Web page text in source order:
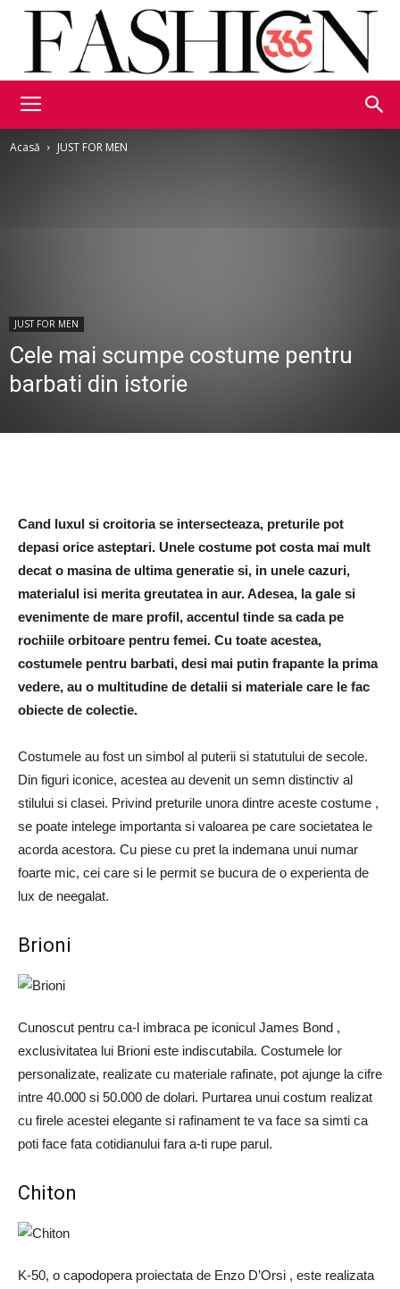
Acasă JUST FOR MEN
JUST FOR MEN
Cele mai scumpe costume pentru
barbati din istorie
Cand luxul si croitoria se intersecteaza, preturile pot
depasi orice asteptari. Unele costume pot costa mai mult
decat o masina de ultima generatie si, in unele cazuri,
materialul isi merita greutatea in aur. Adesea, la gale si
evenimente de mare profil, accentul tinde sa cada pe
rochiile orbitoare pentru femei. Cu toate acestea,
costumele pentru barbati, desi mai putin frapante la prima
vedere, au o multitudine de detalii si materiale care le fac
obiecte de colectie.
Costumele au fost un simbol al puterii si statutului de secole.
Din figuri iconice, acestea au devenit un semn distinctiv al
stilului si clasei. Privind preturile unora dintre aceste costume ,
se poate intelege importanta si valoarea pe care societatea le
acorda acestora. Cu piese cu pret la indemana unui numar
foarte mic, cei care si le permit se bucura de o experienta de
lux de neegalat.
Brioni
Cunoscut pentru ca-l imbraca pe iconicul James Bond ,
exclusivitatea lui Brioni este indiscutabila. Costumele lor
personalizate, realizate cu materiale rafinate, pot ajunge la cifre
intre 40.000 si 50.000 de dolari. Purtarea unui costum realizat
cu firele acestei elegante si rafinament te va face sa simti ca
poti face fata cotidianului fara a-ti rupe parul.
Chiton
K-50, o capodopera proiectata de Enzo D’Orsi , este realizata